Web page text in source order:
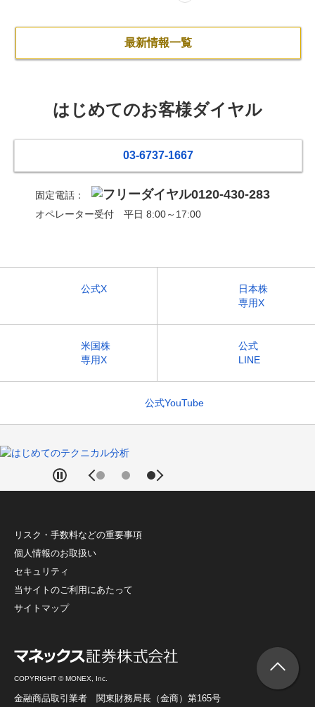
最新情報一覧
はじめてのお客様ダイヤル
03-6737-1667
固定電話： 0120-430-283
オペレーター受付 平日 8:00～17:00
公式X
日本株
専用X
米国株
専用X
公式
LINE
公式YouTube
リスク・手数料などの重要事項
個人情報のお取扱い
セキュリティ
当サイトのご利用にあたって
サイトマップ
COPYRIGHT © MONEX, Inc.
金融商品取引業者 関東財務局長（金商）第165号